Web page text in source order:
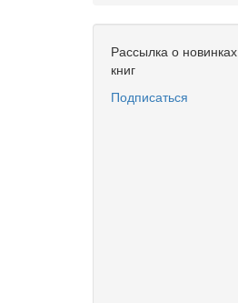
Рассылка о новинках
книг
Подписаться